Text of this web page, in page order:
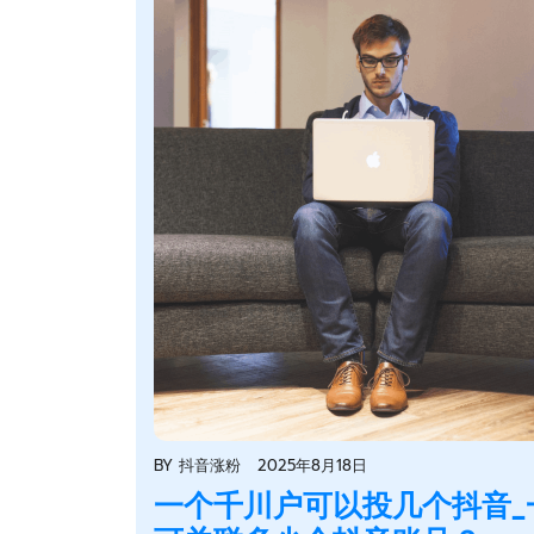
BY 抖音涨粉 2025年8月18日
一个千川户可以投几个抖音